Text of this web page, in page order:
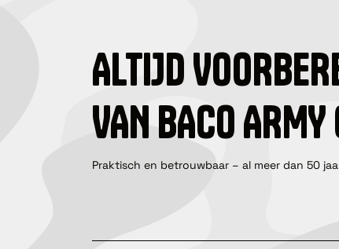
ALTIJD
VAN BACO ARMY
Praktisch en betrouwbaar – al meer dan 50